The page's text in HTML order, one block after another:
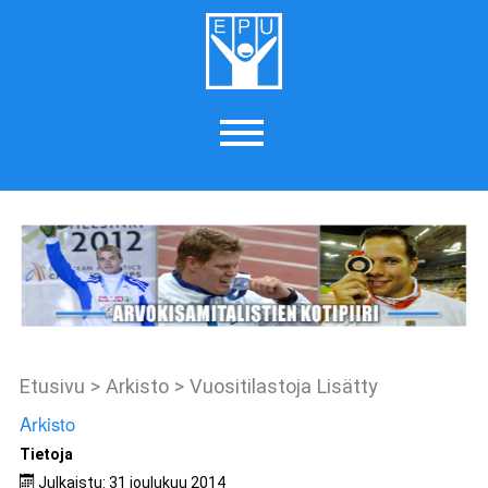
Etusivu > Arkisto >Vuositilastoja Lisätty
Arkisto
Tietoja
Julkaistu: 31 joulukuu 2014